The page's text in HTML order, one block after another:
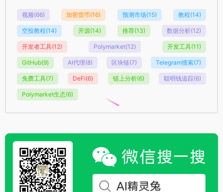
视频(66) 加密货币(16) 预测市场(15) 教程(14)
空投教程(14) 开源(14) 推荐(13) 数据分析(12)
开发者工具(12) Polymarket(12) 开发工具(11)
GitHub(9) AI代理(8) 区块链(7) Telegram搜索(7)
免费工具(7) DeFi(6) 链上分析(6) 聪明钱追踪(6)
Polymarket生态(6)